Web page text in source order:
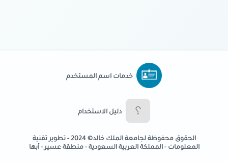
خدمات اسم المستخدم
دليل الاستخدام
اﻟﺤﻘﻮق ﻣﺤﻔﻮﻇﺔ ﻟﺠﺎﻣﻌﺔ اﻟﻤﻠﻚ ﺧﺎﻟﺪ© 2024 - ﺗﻄﻮﻳﺮ تقنية
اﻟﻤﻌﻠﻮﻣﺎت - اﻟﻤﻤﻠﻜﺔ اﻟﻌﺮﺑﻴﺔ اﻟﺴﻌﻮدﻳﺔ - ﻣﻨﻄﻘﺔ ﻋﺴﻴﺮ - أﺑﻬﺎ